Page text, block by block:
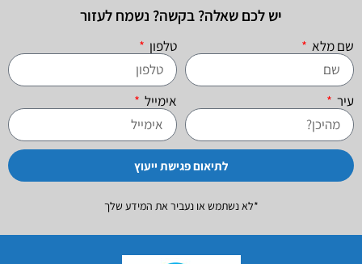
יש לכם שאלה? בקשה? נשמח לעזור
שם מלא טלפון
עיר אימייל
לתיאום פגישת ייעוץ
*לא נשתמש או נעביר את המידע שלך